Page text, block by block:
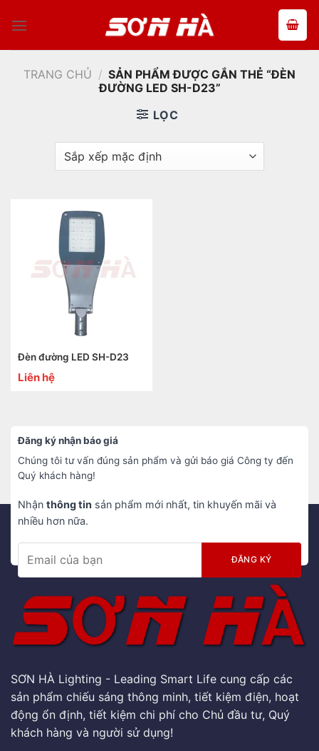
qua
TRANG CHỦ / SẢN PHẨM ĐƯỢC GẮN THẺ “ĐÈN
ĐƯỜNG LED SH-D23”
LỌC
Đèn đường LED SH-D23
Liên hệ
Đăng ký nhận báo giá
Chúng tôi tư vấn đúng sản phẩm và gửi báo giá Công ty đến
Quý khách hàng!
Nhận thông tin sản phẩm mới nhất, tin khuyến mãi và
nhiều hơn nữa.
SƠN HÀ Lighting - Leading Smart Life cung cấp các
sản phẩm chiếu sáng thông minh, tiết kiệm điện, hoạt
động ổn định, tiết kiệm chi phí cho Chủ đầu tư, Quý
khách hàng và người sử dụng!